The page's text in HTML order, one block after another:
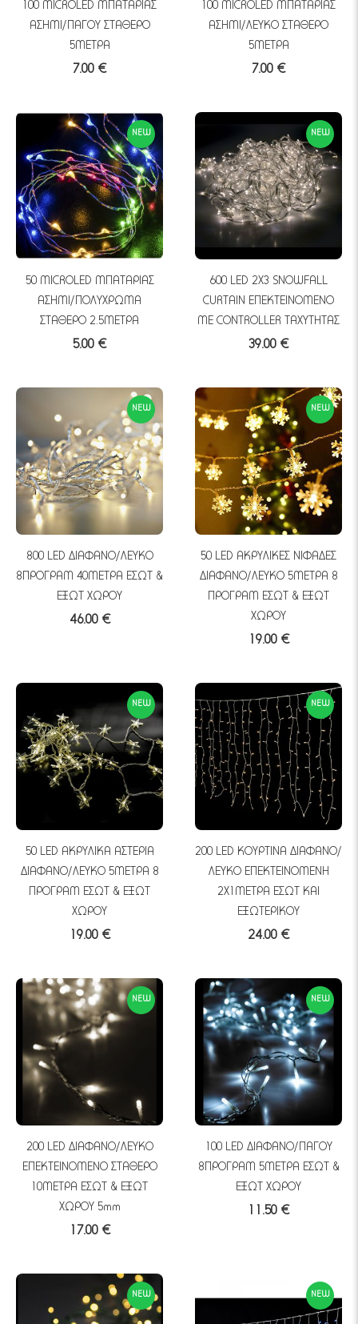
100 MICROLED ΜΠΑΤΑΡΙΑΣ
ΑΣΗΜΙ/ΠΑΓΟΥ ΣΤΑΘΕΡΟ
5ΜΕΤΡΑ
7.00 €
100 MICROLED ΜΠΑΤΑΡΙΑΣ
ΑΣΗΜΙ/ΛΕΥΚΟ ΣΤΑΘΕΡΟ
5ΜΕΤΡΑ
7.00 €
NEW
50 MICROLED ΜΠΑΤΑΡΙΑΣ
ΑΣΗΜΙ/ΠΟΛΥΧΡΩΜΑ
ΣΤΑΘΕΡΟ 2.5ΜΕΤΡΑ
5.00 €
NEW
600 LED 2X3 SNOWFALL
CURTAIN ΕΠΕΚΤΕΙΝΟΜΕΝΟ
ΜΕ CONTROLLER ΤΑΧΥΤΗΤΑΣ
39.00 €
NEW
800 LED ΔΙΑΦΑΝΟ/ΛΕΥΚΟ
8ΠΡΟΓΡΑΜ 40ΜΕΤΡΑ ΕΣΩΤ &
ΕΞΩΤ ΧΩΡΟΥ
46.00 €
NEW
50 LED ΑΚΡΥΛΙΚΕΣ ΝΙΦΑΔΕΣ
ΔΙΑΦΑΝΟ/ΛΕΥΚΟ 5ΜΕΤΡΑ 8
ΠΡΟΓΡΑΜ ΕΣΩΤ & ΕΞΩΤ
ΧΩΡΟΥ
19.00 €
NEW
50 LED ΑΚΡΥΛΙΚΑ ΑΣΤΕΡΙΑ
ΔΙΑΦΑΝΟ/ΛΕΥΚΟ 5ΜΕΤΡΑ 8
ΠΡΟΓΡΑΜ ΕΣΩΤ & ΕΞΩΤ
ΧΩΡΟΥ
19.00 €
NEW
200 LED ΚΟΥΡΤΙΝΑ ΔΙΑΦΑΝΟ/
ΛΕΥΚΟ ΕΠΕΚΤΕΙΝΟΜΕΝΗ
2Χ1ΜΕΤΡΑ ΕΣΩΤ KAI
ΕΞΩΤΕΡΙΚΟΥ
24.00 €
NEW
200 LED ΔΙΑΦΑΝΟ/ΛΕΥΚΟ
ΕΠΕΚΤΕΙΝΟΜΕΝΟ ΣΤΑΘΕΡΟ
10ΜΕΤΡΑ ΕΣΩΤ & ΕΞΩΤ
ΧΩΡΟΥ 5mm
17.00 €
NEW
100 LED ΔΙΑΦΑΝΟ/ΠΑΓΟΥ
8ΠΡΟΓΡΑΜ 5ΜΕΤΡΑ ΕΣΩΤ &
ΕΞΩΤ ΧΩΡΟΥ
11.50 €
NEW NEW